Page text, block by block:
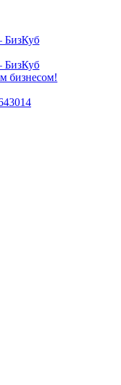
БизКуб
БизКуб
бизнесом!